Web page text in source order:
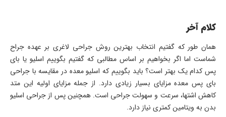
کلام آخر
همان طور که گفتیم انتخاب بهترین روش جراحی لاغری بر عهده جراح
شماست اما اگر بخواهیم بر اساس مطالبی که گفتیم بگوییم اسلیو یا بای
پس کدام یک بهتر است؟ باید بگوییم که اسلیو معده در مقایسه با جراحی
بای پس معده مزایای بسیار زیادی دارد. از جمله مزایای اولیه این متد
کاهش اشتها، سرعت و سهولت جراحی است. همچنین پس از جراحی اسلیو
بدن به ویتامین کمتری نیاز دارد.